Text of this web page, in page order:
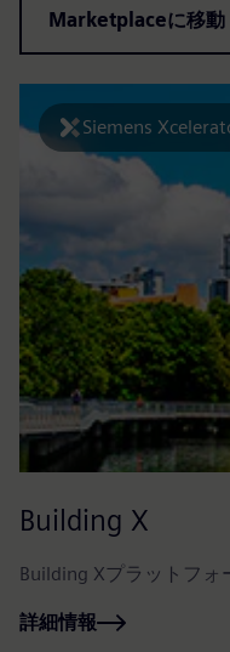
Marketplaceに移動
Siemens
Building X
Building Xプラットフ
詳細情報